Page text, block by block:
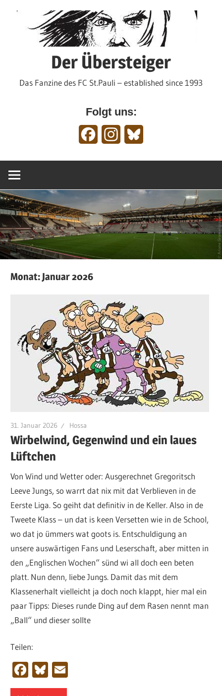
Der Übersteiger
Das Fanzine des FC St.Pauli – established since 1993
Folgt uns:
FacebookInstagram
Monat:Januar 2026
31. Januar 2026 Hossa
Wirbelwind, Gegenwind und ein laues
Lüftchen
Von Wind und Wetter oder: Ausgerechnet Gregoritsch
Leeve Jungs, so warrt dat nix mit dat Verblieven in de
Eerste Liga. So geiht dat definitiv in de Keller. Also in de
Tweete Klass – un dat is keen Versetten wie in de School,
wo dat jo ümmers wat goots is. Entschuldigung an
unsere auswärtigen Fans und Leserschaft, aber mitten in
den „Englischen Wochen“ sünd wi all doch een beten
platt. Nun denn, liebe Jungs. Damit das mit dem
Klassenerhalt vielleicht ja doch noch klappt, hier mal ein
paar Tipps: Dieses runde Ding auf dem Rasen nennt man
„Ball“ und dieser sollte
Teilen:
Facebook
Bluesky